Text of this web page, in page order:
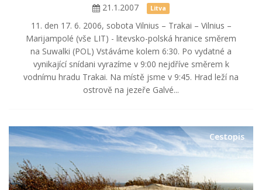
21.1.2007 Litva
11. den 17. 6. 2006, sobota Vilnius – Trakai – Vilnius –
Marijampolé (vše LIT) - litevsko-polská hranice směrem
na Suwalki (POL) Vstáváme kolem 6:30. Po vydatné a
vynikající snídani vyrazíme v 9:00 nejdříve směrem k
vodnímu hradu Trakai. Na místě jsme v 9:45. Hrad leží na
ostrově na jezeře Galvé...
Cestopis